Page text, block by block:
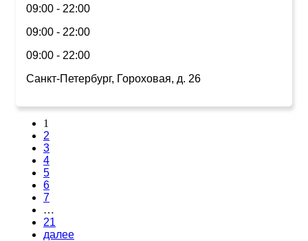
09:00 - 22:00
09:00 - 22:00
09:00 - 22:00
Санкт-Петербург, Гороховая, д. 26
1
2
3
4
5
6
7
…
21
далее